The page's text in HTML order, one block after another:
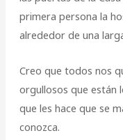
primera persona la
alrededor de una
Creo que todos nos
orgullosos que están
que les hace que se
conozca.